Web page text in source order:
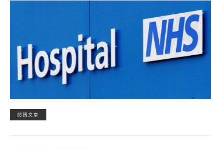
閱讀文章